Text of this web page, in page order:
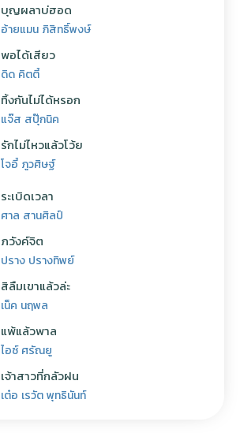
บุญผลาบ่ฮอด
อ้ายแมน ภิสิทธิ์พงษ์
พอได้เสียว
ดิด คิตตี้
ทิ้งกันไม่ได้หรอก
แจ๊ส สปุ๊กนิค
รักไม่ไหวแล้วโว้ย
โจอี้ ภูวศิษฐ์
ระเบิดเวลา
ศาล สานศิลป์
ภวังค์จิต
ปราง ปรางทิพย์
สิลืมเขาแล้วล่ะ
เน็ค นฤพล
แพ้แล้วพาล
ไอซ์ ศรัณยู
เจ้าสาวที่กลัวฝน
เต๋อ เรวัต พุทธินันท์